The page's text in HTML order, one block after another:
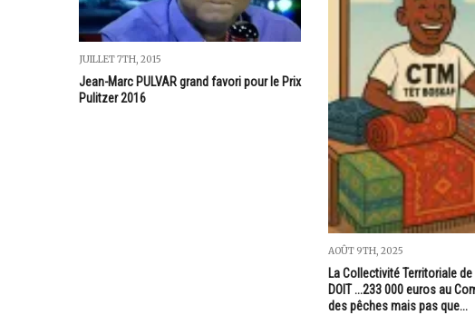
JUILLET 7TH, 2015
Jean-Marc PULVAR grand favori pour le Prix
Pulitzer 2016
AOÛT 9TH, 2025
La Collectivité Territoriale
DOIT ...233 000 euros au
des pêches mais pas que...